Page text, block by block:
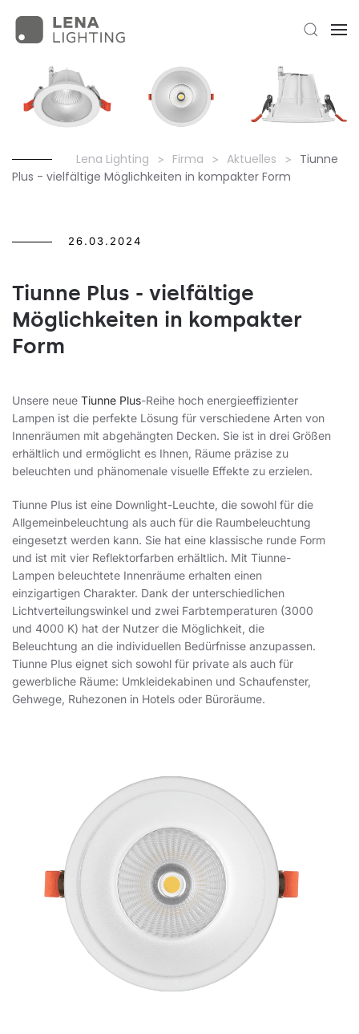
Lena Lighting Firma Aktuelles
Tiunne
Plus - vielfältige Möglichkeiten in kompakter Form
26.03.2024
Tiunne Plus - vielfältige
Möglichkeiten in kompakter
Form
Unsere neue Tiunne Plus-Reihe hoch energieeffizienter
Lampen ist die perfekte Lösung für verschiedene Arten von
Innenräumen mit abgehängten Decken. Sie ist in drei Größen
erhältlich und ermöglicht es Ihnen, Räume präzise zu
beleuchten und phänomenale visuelle Effekte zu erzielen.
Tiunne Plus ist eine Downlight-Leuchte, die sowohl für die
Allgemeinbeleuchtung als auch für die Raumbeleuchtung
eingesetzt werden kann. Sie hat eine klassische runde Form
und ist mit vier Reflektorfarben erhältlich. Mit Tiunne-
Lampen beleuchtete Innenräume erhalten einen
einzigartigen Charakter. Dank der unterschiedlichen
Lichtverteilungswinkel und zwei Farbtemperaturen (3000
und 4000 K) hat der Nutzer die Möglichkeit, die
Beleuchtung an die individuellen Bedürfnisse anzupassen.
Tiunne Plus eignet sich sowohl für private als auch für
gewerbliche Räume: Umkleidekabinen und Schaufenster,
Gehwege, Ruhezonen in Hotels oder Büroräume.